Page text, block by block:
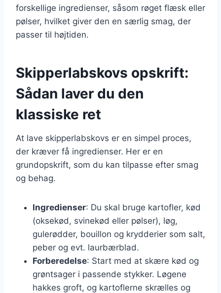
forskellige ingredienser, såsom røget flæsk eller
pølser, hvilket giver den en særlig smag, der
passer til højtiden.
Skipperlabskovs opskrift:
Sådan laver du den
klassiske ret
At lave skipperlabskovs er en simpel proces,
der kræver få ingredienser. Her er en
grundopskrift, som du kan tilpasse efter smag
og behag.
Ingredienser: Du skal bruge kartofler, kød
(oksekød, svinekød eller pølser), løg,
gulerødder, bouillon og krydderier som salt,
peber og evt. laurbærblad.
Forberedelse: Start med at skære kød og
grøntsager i passende stykker. Løgene
hakkes groft, og kartoflerne skrælles og